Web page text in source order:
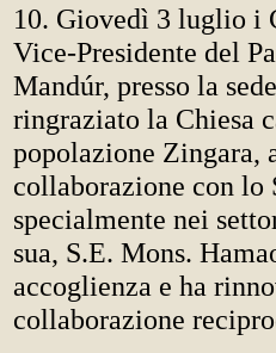
10. Giovedì 3 luglio i
Vice-Presidente del
Mandúr, presso la
ringraziato la Chiesa
popolazione Zingara,
collaborazione con lo
specialmente nei
sua, S.E. Mons.
accoglienza e ha
collaborazione